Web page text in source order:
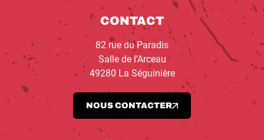
CONTACT
82 rue du Paradis
Salle de l’Arceau
49280 La Séguinière
NOUS CONTACTER